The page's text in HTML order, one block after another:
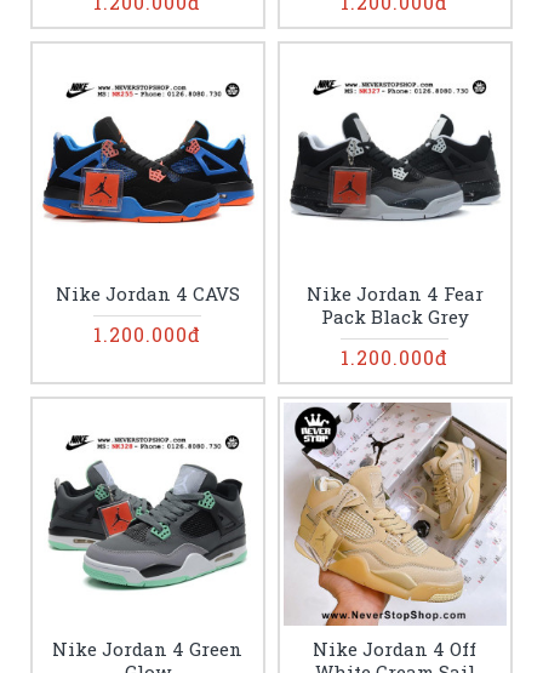
Nike Jordan 4 CAVS
1.200.000đ
Nike Jordan 4 Fear
Pack Black Grey
1.200.000đ
Nike Jordan 4 Green
Nike Jordan 4 Off